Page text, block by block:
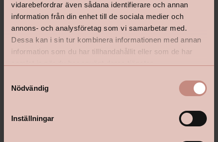
vidarebefordrar även sådana identifierare och annan
information från din enhet till de sociala medier och
annons- och analysföretag som vi samarbetar med.
Dessa kan i sin tur kombinera informationen med annan
information som du har tillhandahållit eller som de har
Nödvändig
Inställningar
Falu Rödfärg Knut & Foder Vit
Pris från 399 kr
Falu Rödfärg Grå
649 kr